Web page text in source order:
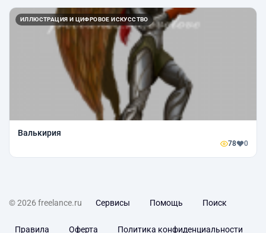
ИЛЛЮСТРАЦИЯ И ЦИФРОВОЕ ИСКУССТВО
Валькирия
78 0
© 2026 freelance.ru Сервисы Помощь Поиск
Правила Оферта Политика конфиденциальности